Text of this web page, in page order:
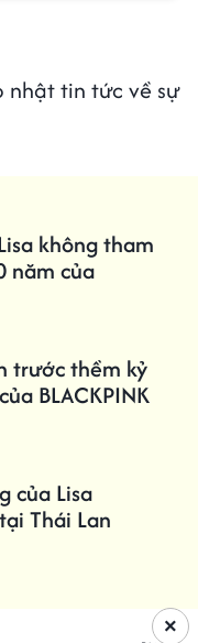
nhật tin tức về sự
không tham
năm của
trước thềm kỷ
BLACKPINK
của Lisa
Thái Lan
×